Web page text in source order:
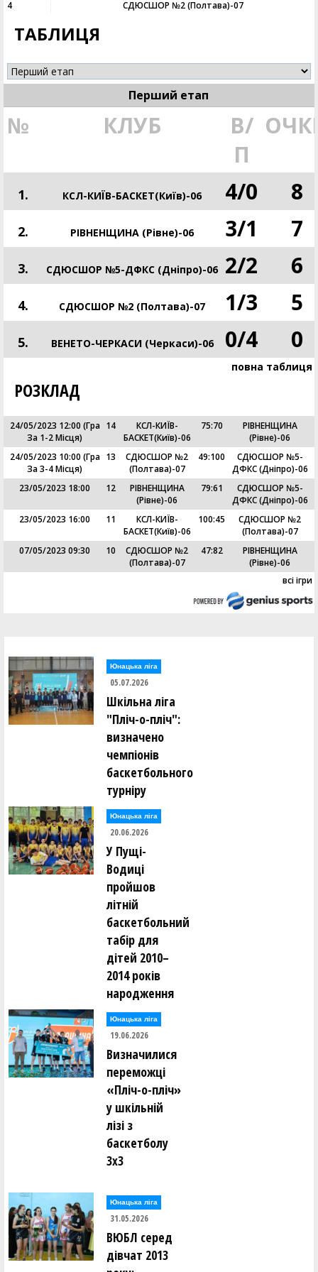
4
СДЮСШОР №2 (Полтава)-07
ТАБЛИЦЯ
Перший етап
№ КЛУБ
В/
П
1. КСЛ-КИЇВ-БАСКЕТ(Київ)-06 4/0 8
2. РІВНЕНЩИНА (Рівне)-06 3/1 7
3. СДЮСШОР №5-ДФКС (Дніпро)-06 2/2 6
4. СДЮСШОР №2 (Полтава)-07 1/3 5
5. ВЕНЕТО-ЧЕРКАСИ (Черкаси)-06 0/4 0
повна таблиця
РОЗКЛАД
24/05/2023 12:00 (Гра
За 1-2 Місця)
14
КСЛ-КИЇВ-
БАСКЕТ(Київ)-06
75:70
РІВНЕНЩИНА
(Рівне)-06
24/05/2023 10:00 (Гра
За 3-4 Місця)
13
СДЮСШОР №2
(Полтава)-07
49:100
СДЮСШОР №5-
ДФКС (Дніпро)-06
23/05/2023 18:00
12
РІВНЕНЩИНА
(Рівне)-06
79:61
СДЮСШОР №5-
ДФКС (Дніпро)-06
23/05/2023 16:00
11
КСЛ-КИЇВ-
БАСКЕТ(Київ)-06
100:45
СДЮСШОР №2
(Полтава)-07
07/05/2023 09:30
10
СДЮСШОР №2
(Полтава)-07
47:82
РІВНЕНЩИНА
(Рівне)-06
всі ігри
Юнацька ліга
05.07.2026
Шкільна ліга
"Пліч-о-пліч":
визначено
чемпіонів
баскетбольного
турніру
Юнацька ліга
20.06.2026
У Пущі-
Водиці
пройшов
літній
баскетбольний
табір для
дітей 2010–
2014 років
народження
Юнацька ліга
19.06.2026
Визначилися
переможці
«Пліч-о-пліч»
у шкільній
лізі з
баскетболу
3х3
Юнацька ліга
31.05.2026
ВЮБЛ серед
дівчат 2013